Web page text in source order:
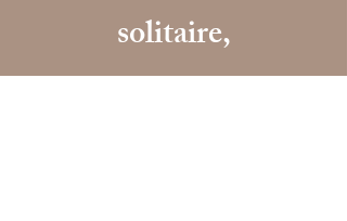
solitaire,